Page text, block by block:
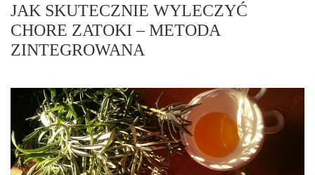
JAK SKUTECZNIE WYLECZYĆ
CHORE ZATOKI – METODA
ZINTEGROWANA